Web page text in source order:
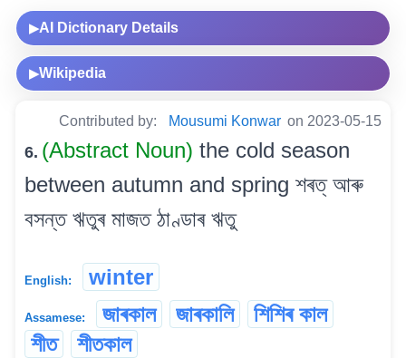
▶AI Dictionary Details
▶Wikipedia
Contributed by: Mousumi Konwar on 2023-05-15
6. (Abstract Noun) the cold season
between autumn and spring শৰত্ আৰু
বসন্ত ঋতুৰ মাজত ঠাণ্ডাৰ ঋতু
English: winter
Assamese: জাৰকাল জাৰকালি
শিশিৰ কাল
শীত
শীতকাল